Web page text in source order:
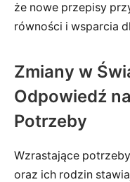
że nowe przepisy
równości i wsparcia
Zmiany w
Odpowiedź
Potrzeby
Wzrastające
oraz ich rodzin